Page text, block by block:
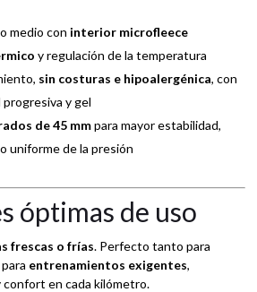
medio con interior microfleece
y regulación de la temperatura
sin costuras e hipoalergénica, con
y gel
de 45 mmpara mayor estabilidad,
uniforme de la presión
óptimas de uso
frescas o frías. Perfecto tanto para
entrenamientos exigentes,
en cada kilómetro.